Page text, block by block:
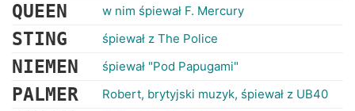
QUEEN w nim śpiewał F. Mercury
STING śpiewał z The Police
NIEMEN śpiewał "Pod Papugami"
PALMER Robert, brytyjski muzyk, śpiewał z UB40